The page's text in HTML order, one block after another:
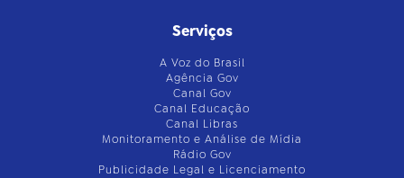
Serviços
A Voz do Brasil
Agência Gov
Canal Gov
Canal Educação
Canal Libras
Monitoramento e Análise de Mídia
Rádio Gov
Publicidade Legal e Licenciamento